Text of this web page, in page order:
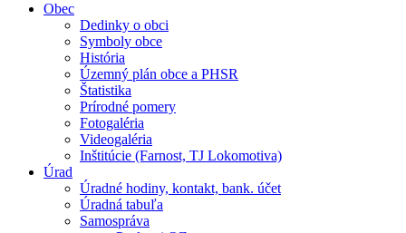
Obec
Dedinky o obci
Symboly obce
História
Územný plán obce a PHSR
Štatistika
Prírodné pomery
Fotogaléria
Videogaléria
Inštitúcie (Farnost, TJ Lokomotiva)
Úrad
Úradné hodiny, kontakt, bank. účet
Úradná tabuľa
Samospráva